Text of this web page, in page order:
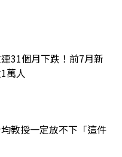
31個月下跌！前7月新
萬人
教授一定放不下「這件